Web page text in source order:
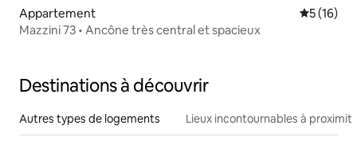
Appartement
5 (16)
Mazzini 73 • Ancône très central et spacieux
Destinations à découvrir
Autres types de logements Lieux incontournables à